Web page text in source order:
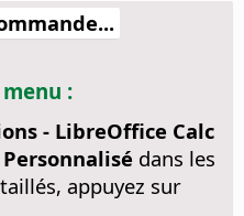
:
- LibreOffice Calc
Personnalisé dans les
appuyez sur